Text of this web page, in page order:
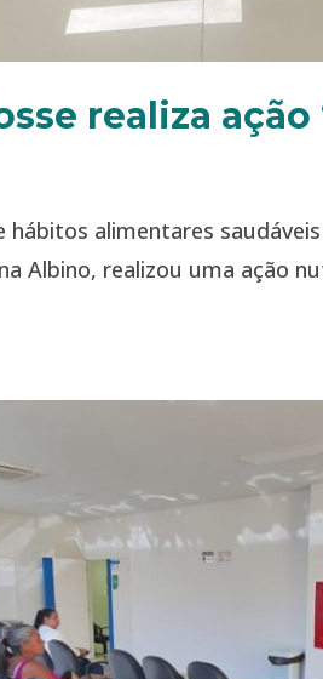
realiza
hábitos alimentares
Albino, realizou uma ação